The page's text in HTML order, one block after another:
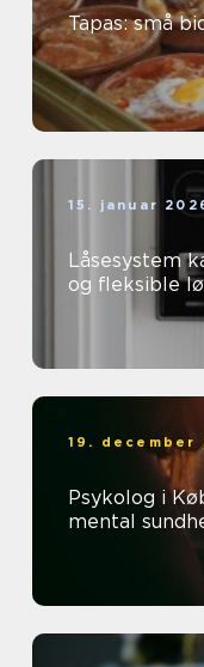
Tapas: små
15. januar
Låsesystem kastrup
og fleksible
19. december
Psykolog i
mental